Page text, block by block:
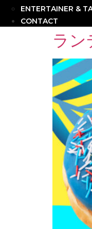
ENTERTAINER &
CONTACT
ラン